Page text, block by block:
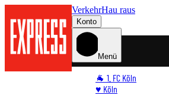
VerkehrHau raus
Konto
Menü
🐐 1. FC Köln
♥️ Köln